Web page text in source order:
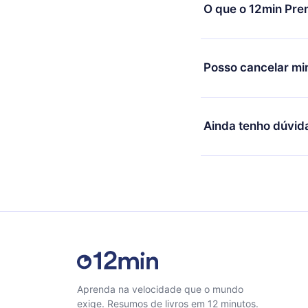
mudança para o
O que o 12min
O 12min Premium é
títulos disponíveis
ouvir a qualquer
microbook.
Posso cancelar
Sim, caso decida
qualquer momento
Ainda tenho
Sinta-se livre para
Aprenda na velocidade que o mundo
exige. Resumos de livros em 12 minutos.